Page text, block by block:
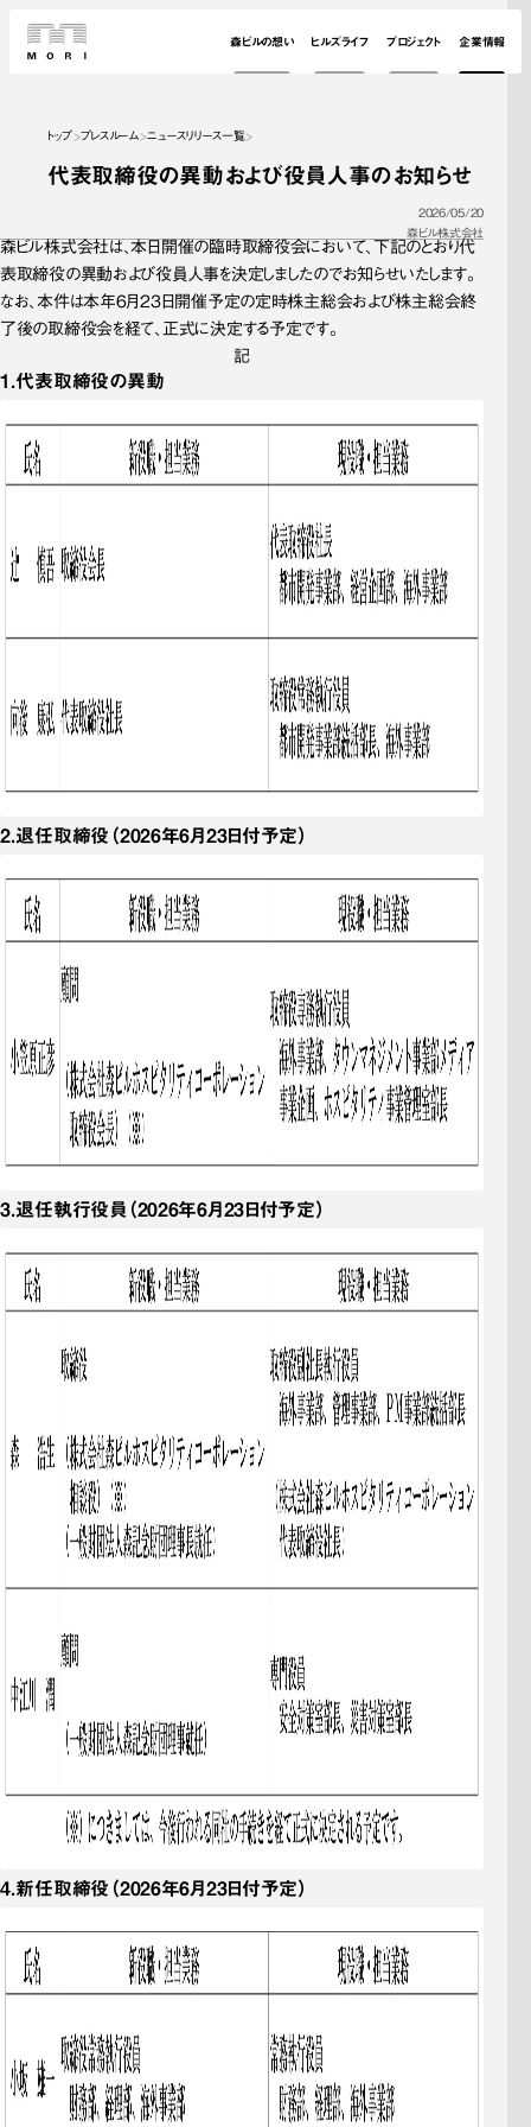
森ビルの想い ヒルズライフ プロジェクト 企業情報
トップ プレスルーム ニュースリリース一覧
代表取締役の異動および役員人事のお知らせ
2026/05/20
森ビル株式会社
森ビル株式会社は、本日開催の臨時取締役会において、下記のとおり代
表取締役の異動および役員人事を決定しましたのでお知らせいたします。
なお、本件は本年6月23日開催予定の定時株主総会および株主総会終
了後の取締役会を経て、正式に決定する予定です。
記
1．代表取締役の異動
2．退任取締役 （2026年6月23日付予定）
3．退任執行役員 （2026年6月23日付予定）
4．新任取締役 （2026年6月23日付予定）